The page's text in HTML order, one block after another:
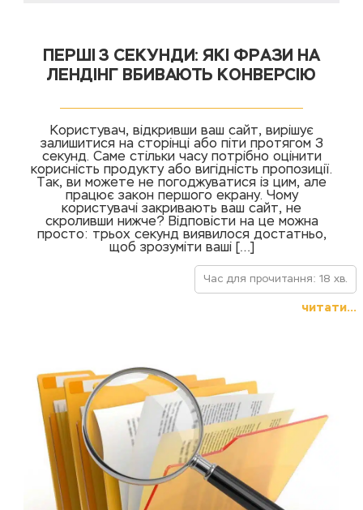
ПЕРШІ 3 СЕКУНДИ: ЯКІ ФРАЗИ НА
ЛЕНДІНГ ВБИВАЮТЬ КОНВЕРСІЮ
Користувач, відкривши ваш сайт, вирішує
залишитися на сторінці або піти протягом 3
секунд. Саме стільки часу потрібно оцінити
корисність продукту або вигідність пропозиції.
Так, ви можете не погоджуватися із цим, але
працює закон першого екрану. Чому
користувачі закривають ваш сайт, не
скроливши нижче? Відповісти на це можна
просто: трьох секунд виявилося достатньо,
щоб зрозуміти ваші […]
Час для прочитання: 18 хв.
читати...